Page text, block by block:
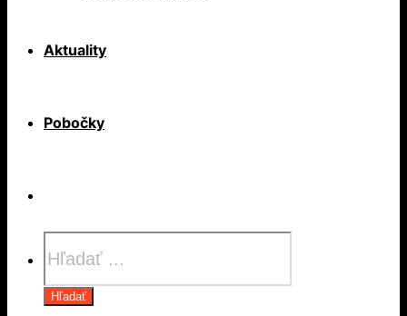
Aktuality
Pobočky
search
Hľadať